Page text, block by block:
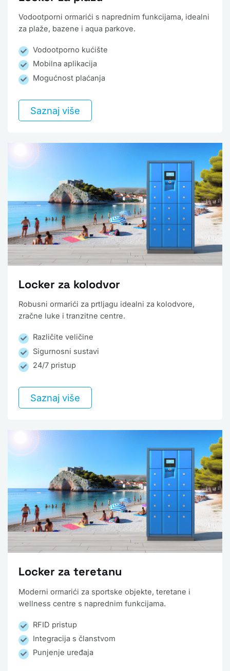
Vodootporni ormarići s naprednim funkcijama, idealni
za plaže, bazene i aqua parkove.
Vodootporno kućište
Mobilna aplikacija
Mogućnost plaćanja
Saznaj više
Locker za kolodvor
Robusni ormarići za prtljagu idealni za kolodvore,
zračne luke i tranzitne centre.
Različite veličine
Sigurnosni sustavi
24/7 pristup
Saznaj više
Locker za teretanu
Moderni ormarići za sportske objekte, teretane i
wellness centre s naprednim funkcijama.
RFID pristup
Integracija s članstvom
Punjenje uređaja